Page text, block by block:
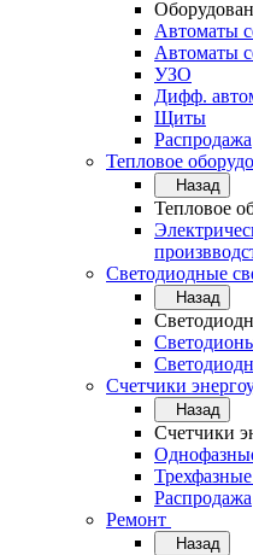
Автоматы
Автоматы
УЗО
Дифф.
Щиты
Распродажа
Тепловое
Назад
Тепловое
Светодиодные
Назад
Счетчики
Назад
Счетчики
Распродажа
Ремонт
Назад